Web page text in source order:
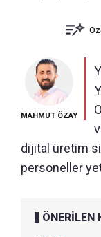
MAHMUT ÖZAY
dijital üretim
personeller
ÖNERİLEN